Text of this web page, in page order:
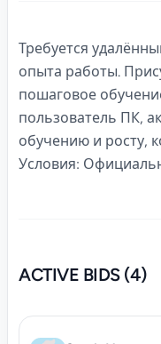
Требуется
опыта работы.
пошаговое
пользователь ПК,
обучению и росту,
Условия:
ACTIVE BIDS (4)